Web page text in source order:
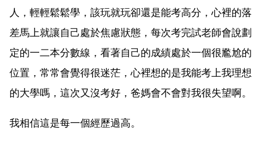
人，輕輕鬆鬆學，該玩就玩卻還是能考高分，心裡的落
差馬上就讓自己處於焦慮狀態，每次考完試老師會說劃
定的一二本分數線，看著自己的成績處於一個很尷尬的
位置，常常會覺得很迷茫，心裡想的是我能考上我理想
的大學嗎，這次又沒考好，爸媽會不會對我很失望啊。
我相信這是每一個經歷過高。